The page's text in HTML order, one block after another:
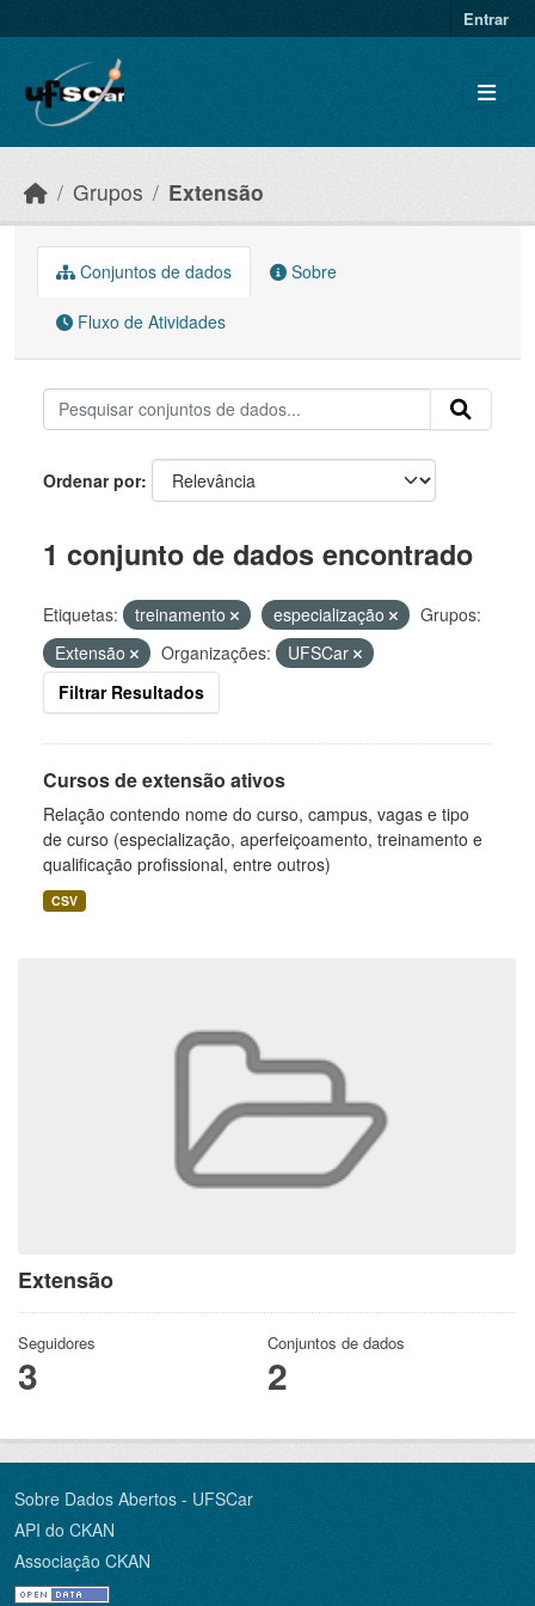
Entrar
Grupos Extensão
Extensão
Seguidores
3
Conjuntos de dados
2
Conjuntos de dados Sobre
Fluxo de Atividades
Ordenar por
1 conjunto de dados encontrado
Etiquetas: treinamento especialização
Grupos:
Extensão
Organizações:
UFSCar
Filtrar Resultados
Cursos de extensão ativos
Relação contendo nome do curso, campus, vagas e tipo
de curso (especialização, aperfeiçoamento, treinamento e
qualificação profissional, entre outros)
CSV
Sobre Dados Abertos - UFSCar
API do CKAN
Associação CKAN